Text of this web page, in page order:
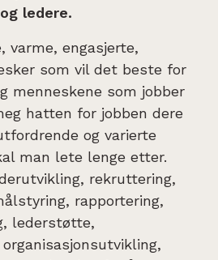
ledere.
varme, engasjerte,
som vil det beste for
menneskene som jobber
hatten for jobben dere
og varierte
man lete lenge etter.
rekruttering,
rapportering,
lederstøtte,